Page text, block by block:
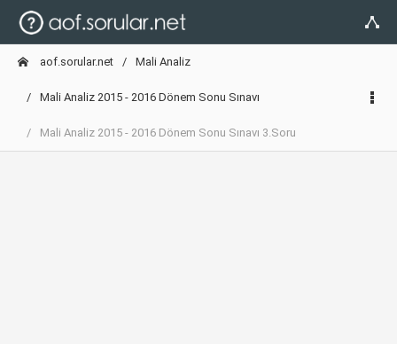
aof.sorular.net Mali Analiz
Mali Analiz 2015 - 2016 Dönem Sonu Sınavı
Mali Analiz 2015 - 2016 Dönem Sonu Sınavı 3.Soru